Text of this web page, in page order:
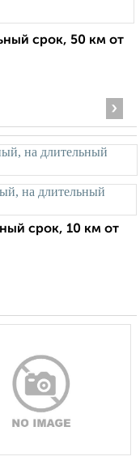
срок, 50 км от
›
срок, 10 км от